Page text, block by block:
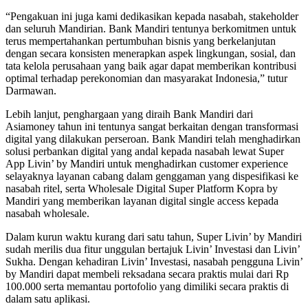
“Pengakuan ini juga kami dedikasikan kepada nasabah, stakeholder
dan seluruh Mandirian. Bank Mandiri tentunya berkomitmen untuk
terus mempertahankan pertumbuhan bisnis yang berkelanjutan
dengan secara konsisten menerapkan aspek lingkungan, sosial, dan
tata kelola perusahaan yang baik agar dapat memberikan kontribusi
optimal terhadap perekonomian dan masyarakat Indonesia,” tutur
Darmawan.
Lebih lanjut, penghargaan yang diraih Bank Mandiri dari
Asiamoney tahun ini tentunya sangat berkaitan dengan transformasi
digital yang dilakukan perseroan. Bank Mandiri telah menghadirkan
solusi perbankan digital yang andal kepada nasabah lewat Super
App Livin’ by Mandiri untuk menghadirkan customer experience
selayaknya layanan cabang dalam genggaman yang dispesifikasi ke
nasabah ritel, serta Wholesale Digital Super Platform Kopra by
Mandiri yang memberikan layanan digital single access kepada
nasabah wholesale.
Dalam kurun waktu kurang dari satu tahun, Super Livin’ by Mandiri
sudah merilis dua fitur unggulan bertajuk Livin’ Investasi dan Livin’
Sukha. Dengan kehadiran Livin’ Investasi, nasabah pengguna Livin’
by Mandiri dapat membeli reksadana secara praktis mulai dari Rp
100.000 serta memantau portofolio yang dimiliki secara praktis di
dalam satu aplikasi.